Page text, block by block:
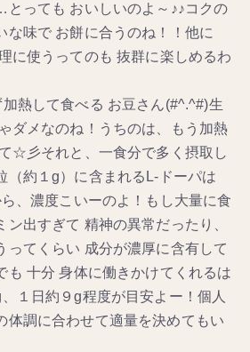
っても おいしいのよ～♪♪コクの
な味で お餅に合うのね！！他に
に使うってのも 抜群に楽しめるわ
熱して食べる お豆さん(#^.^#)生
ダメなのね！うちのは、もう加熱
☆彡それと、一食分で多く摂取し
（約１g）に含まれるL‐ドーパは
、濃度こいーのよ！もし大量に食
出すぎて 精神の異常だったり、
ってくらい 成分が濃厚に含有して
も 十分 身体に働きかけてくれるは
１日約９g程度が目安よー！個人
体調に合わせて適量を決めてもい